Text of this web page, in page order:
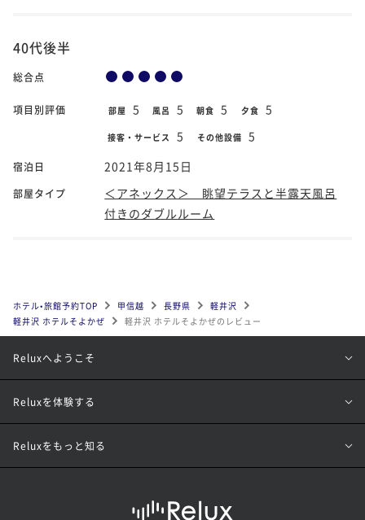
40代後半
総合点
項目別評価 部屋 5 風呂 5 朝食 5 夕食 5
接客・サービス 5 その他設備 5
宿泊日 2021年8月15日
部屋タイプ
＜アネックス＞ 眺望テラスと半露天風呂
付きのダブルルーム
ホテル•旅館予約TOP 甲信越 長野県
軽井沢
軽井沢 ホテルそよかぜ
軽井沢 ホテルそよかぜのレビュー
Reluxへようこそ
Reluxを体験する
Reluxをもっと知る